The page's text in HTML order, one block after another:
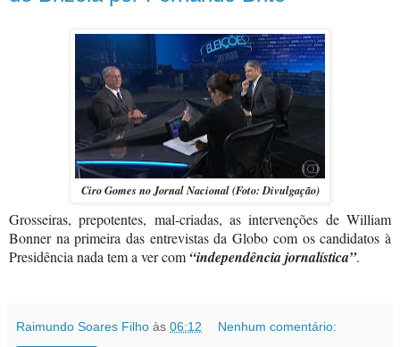
Ciro Gomes no Jornal Nacional (Foto: Divulgação)
Grosseiras, prepotentes, mal-criadas, as intervenções de William
Bonner na primeira das entrevistas da Globo com os candidatos à
Presidência nada tem a ver com “independência jornalística”.
Raimundo Soares Filho às 06:12 Nenhum comentário: